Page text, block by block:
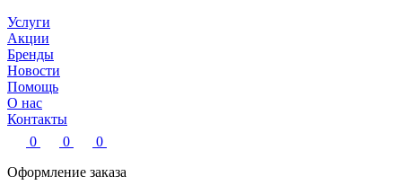
Услуги
Акции
Бренды
Новости
Помощь
О нас
Контакты
0
0
0
Оформление заказа